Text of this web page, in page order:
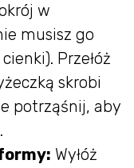
w
musisz go
Przełóż
skrobi
potrząśnij, aby
Wyłóż